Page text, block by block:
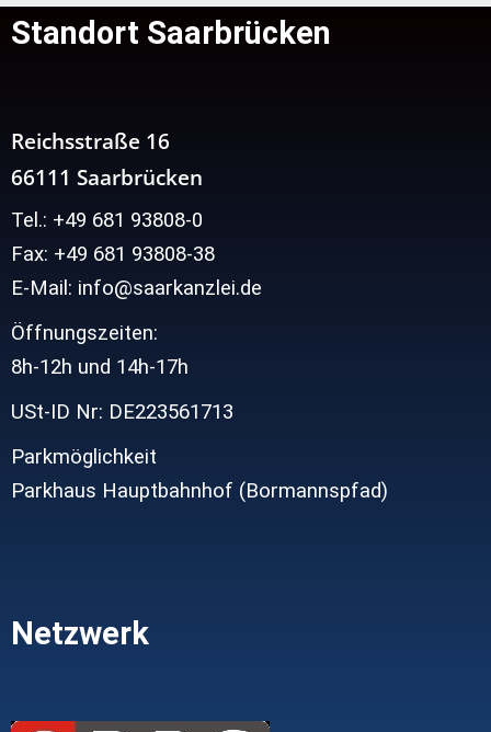
Standort Saarbrücken
Reichsstraße 16
66111 Saarbrücken
Tel.: +49 681 93808-0
Fax: +49 681 93808-38
E-Mail: info@saarkanzlei.de
Öffnungszeiten:
8h-12h und 14h-17h
USt-ID Nr: DE223561713
Parkmöglichkeit
Parkhaus Hauptbahnhof (Bormannspfad)
Netzwerk